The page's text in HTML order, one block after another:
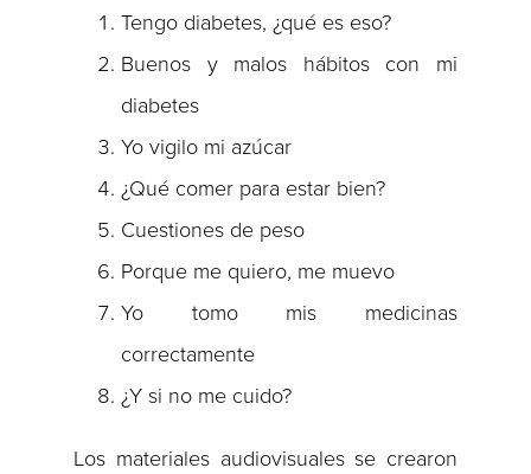
Tengo diabetes, ¿qué es eso?
Buenos y malos hábitos con mi
diabetes
Yo vigilo mi azúcar
¿Qué comer para estar bien?
Cuestiones de peso
Porque me quiero, me muevo
Yo tomo mis medicinas
correctamente
¿Y si no me cuido?
Los materiales audiovisuales se crearon